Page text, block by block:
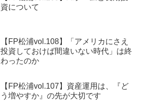
資について
【FP松浦vol.108】「アメリカにさえ
投資しておけば間違いない時代」は終
わったのか
【FP松浦vol.107】資産運用は、『ど
う増やすか』の先が大切です